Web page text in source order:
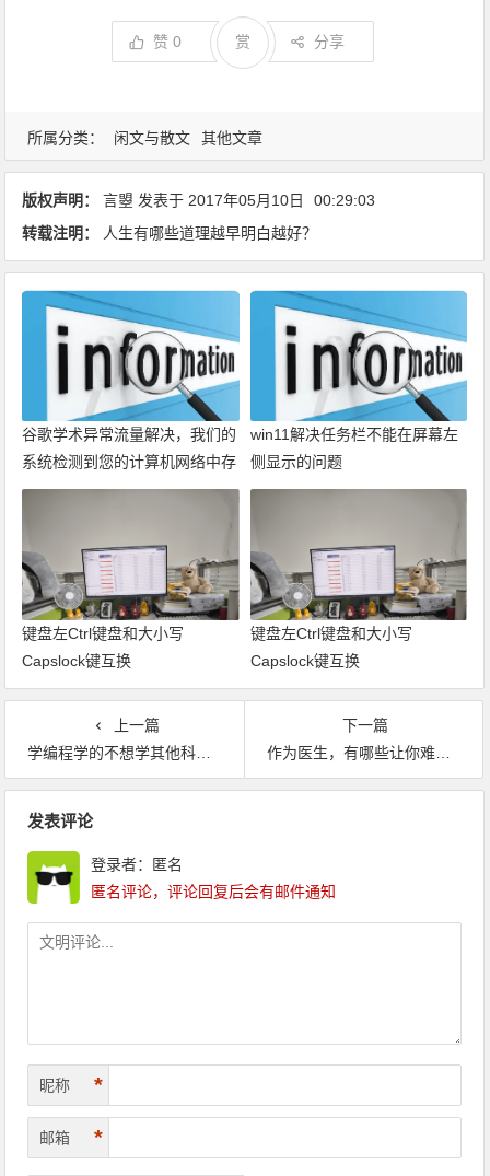
赞0 分享
赏
所属分类： 闲文与散文 其他文章
版权声明： 言曌 发表于 2017年05月10日
00:29:03
转载注明：
人生有哪些道理越早明白越好？
谷歌学术异常流量解决，我们的
系统检测到您的计算机网络中存
在异常流量。请稍后重新发送请
win11解决任务栏不能在屏幕左
侧显示的问题
键盘左Ctrl键盘和大小写
Capslock键互换
键盘左Ctrl键盘和大小写
Capslock键互换
上一篇
学编程学的不想学其他科目，怎么办？
下一篇
作为医生，有哪些让你难忘的病人或病例？
发表评论
登录者：匿名
匿名评论，评论回复后会有邮件通知
昵称 *
邮箱 *